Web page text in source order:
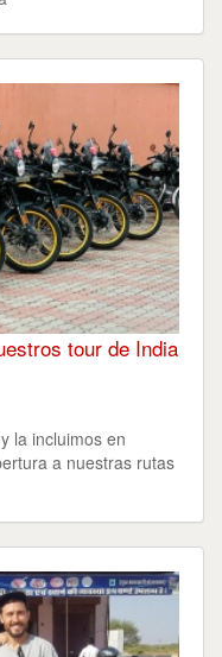
tour de India
la incluimos en
a nuestras rutas